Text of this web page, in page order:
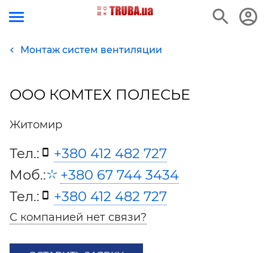
Монтаж систем вентиляции
ООО КОМТЕХ ПОЛЕСЬЕ
Житомир
Тел.:
+380 412 482 727
Моб.:
+380 67 744 3434
Тел.:
+380 412 482 727
С компанией нет связи?